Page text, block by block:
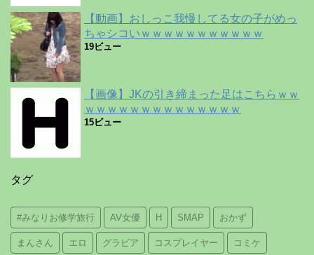
【動画】おしっこ我慢してる女の子がめっ
ちゃシコいｗｗｗｗｗｗｗｗｗｗｗ
19ビュー
【画像】JKの引き締まった足はこちらｗｗ
ｗｗｗｗｗｗｗｗｗｗｗｗｗｗ
15ビュー
タグ
#みなりお修学旅行 AV女優 H SMAP おかず
まんさん エロ グラビア コスプレイヤー コミケ